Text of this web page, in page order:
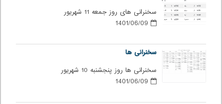
سخنرانی های روز جمعه 11 شهریور
سخنرانی ها
سخنرانی ها روز پنجشنبه 10 شهریور